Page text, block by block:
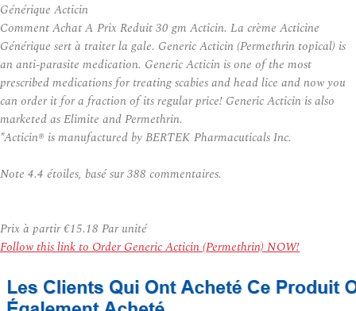
Générique Acticin
Comment Achat A Prix Reduit 30 gm Acticin. La crème Acticine
Générique sert à traiter la gale. Generic Acticin (Permethrin topical) is
an anti-parasite medication. Generic Acticin is one of the most
prescribed medications for treating scabies and head lice and now you
can order it for a fraction of its regular price! Generic Acticin is also
marketed as Elimite and Permethrin.
*Acticin® is manufactured by BERTEK Pharmacuticals Inc.
Note 4.4 étoiles, basé sur388 commentaires.
Prix à partir€15.18 Par unité
Follow this link to Order Generic Acticin (Permethrin) NOW!